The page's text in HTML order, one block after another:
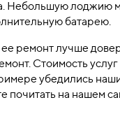
Небольшую лоджию
батарею.
ремонт лучше
Стоимость услуг
убедились
на нашем